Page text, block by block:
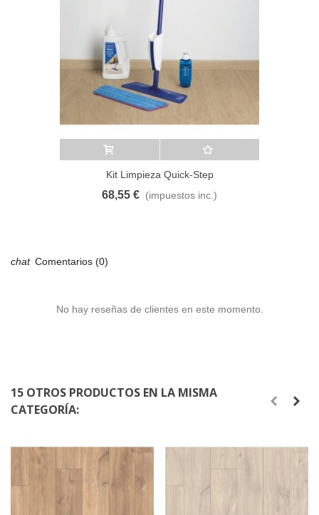
Añadir al carrito A lista de deseos
Kit Limpieza Quick-Step
68,55 € (impuestos inc.)
Comentarios (0)
No hay reseñas de clientes en este momento.
15 OTROS PRODUCTOS EN LA MISMA
CATEGORÍA: